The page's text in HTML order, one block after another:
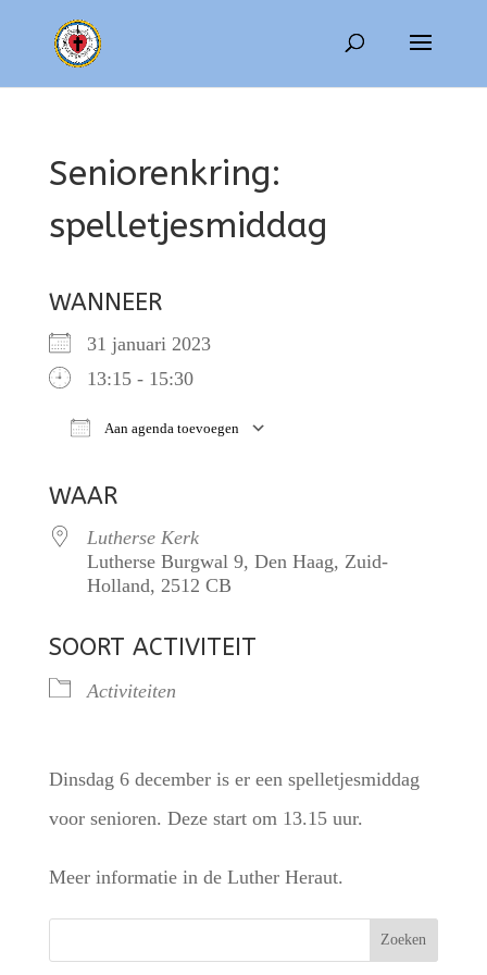
Seniorenkring:
spelletjesmiddag
WANNEER
31 januari 2023
13:15 - 15:30
Aan agenda toevoegen
WAAR
Lutherse Kerk
Lutherse Burgwal 9, Den Haag, Zuid-
Holland, 2512 CB
SOORT ACTIVITEIT
Activiteiten
Dinsdag 6 december is er een spelletjesmiddag
voor senioren. Deze start om 13.15 uur.
Meer informatie in de Luther Heraut.